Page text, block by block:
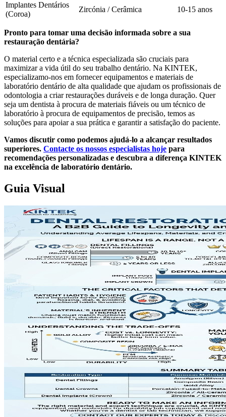
Implantes Dentários
(Coroa)
Zircónia / Cerâmica 10-15 anos
Pronto para tomar uma decisão informada sobre a sua
restauração dentária?
O material certo e a técnica especializada são cruciais para
maximizar a vida útil do seu trabalho dentário. Na KINTEK,
especializamo-nos em fornecer equipamentos e materiais de
laboratório dentário de alta qualidade que ajudam os profissionais de
odontologia a criar restaurações duráveis e de longa duração. Quer
seja um dentista à procura de materiais fiáveis ou um técnico de
laboratório à procura de equipamentos de precisão, temos as
soluções para apoiar a sua prática e garantir a satisfação do paciente.
Vamos discutir como podemos ajudá-lo a alcançar resultados
superiores. Contacte os nossos especialistas hoje para
recomendações personalizadas e descubra a diferença KINTEK
na excelência de laboratório dentário.
Guia Visual